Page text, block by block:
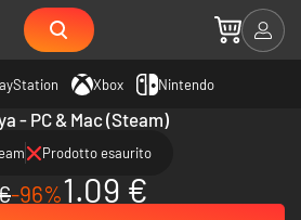
Xbox Nintendo
- PC & Mac (Steam)
Prodotto esaurito
-96%1.09 €